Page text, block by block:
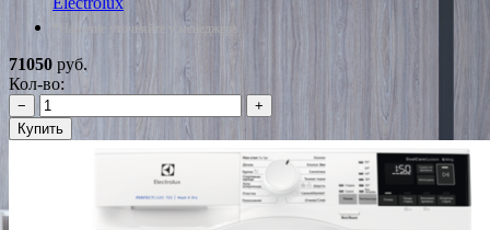
*Наличие уточняйте у менеджера
71050 руб.
Кол-во:
−
+
Купить